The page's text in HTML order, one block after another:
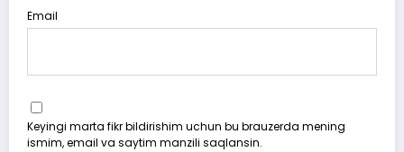
Email
Keyingi marta fikr bildirishim uchun bu brauzerda mening
ismim, email va saytim manzili saqlansin.